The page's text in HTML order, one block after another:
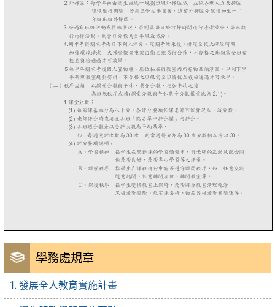
學務處規章
1. 發展全人教育實施計畫